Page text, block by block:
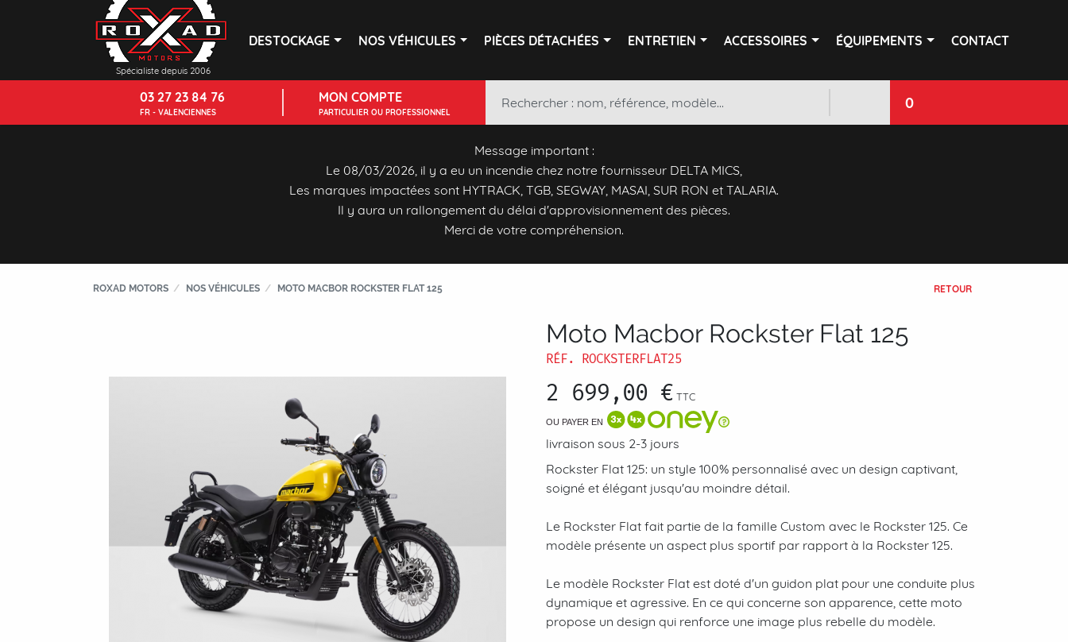
Spécialiste depuis 2006
DESTOCKAGE NOS VÉHICULES PIÈCES DÉTACHÉES ENTRETIEN ACCESSOIRES ÉQUIPEMENTS CONTACT
03 27 23 84 76
FR - VALENCIENNES
MON COMPTE
PARTICULIER OU PROFESSIONNEL
0
Message important :
Le 08/03/2026, il y a eu un incendie chez notre fournisseur DELTA MICS,
Les marques impactées sont HYTRACK, TGB, SEGWAY, MASAI, SUR RON et TALARIA.
Il y aura un rallongement du délai d'approvisionnement des pièces.
Merci de votre compréhension.
ROXAD MOTORS NOS VÉHICULES MOTO MACBOR ROCKSTER FLAT 125 RETOUR
Moto Macbor Rockster Flat 125
RÉF. ROCKSTERFLAT25
2 699,00 € TTC
OU PAYER EN
livraison sous 2-3 jours
Rockster Flat 125: un style 100% personnalisé avec un design captivant,
soigné et élégant jusqu'au moindre détail.
Le Rockster Flat fait partie de la famille Custom avec le Rockster 125. Ce
modèle présente un aspect plus sportif par rapport à la Rockster 125.
Le modèle Rockster Flat est doté d'un guidon plat pour une conduite plus
dynamique et agressive. En ce qui concerne son apparence, cette moto
propose un design qui renforce une image plus rebelle du modèle.